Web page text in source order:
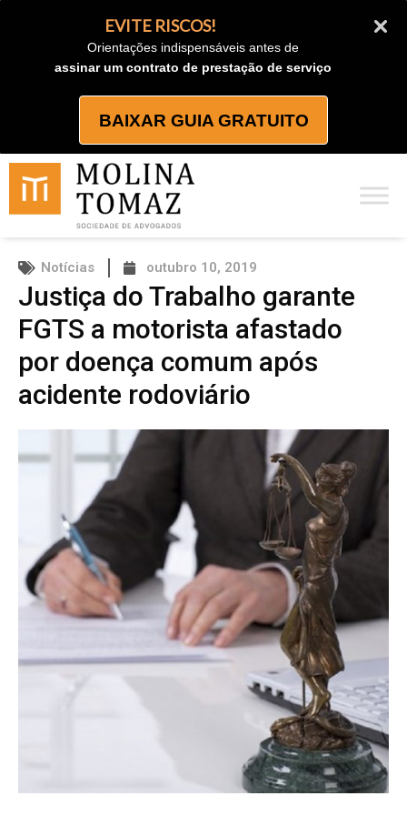
EVITE RISCOS!
Orientações indispensáveis antes de
assinar um contrato de prestação de serviço
BAIXAR GUIA GRATUITO
Notícias outubro 10, 2019
Justiça do Trabalho garante
FGTS a motorista afastado
por doença comum após
acidente rodoviário